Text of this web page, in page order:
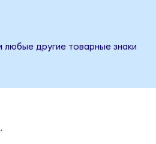
другие товарные знаки